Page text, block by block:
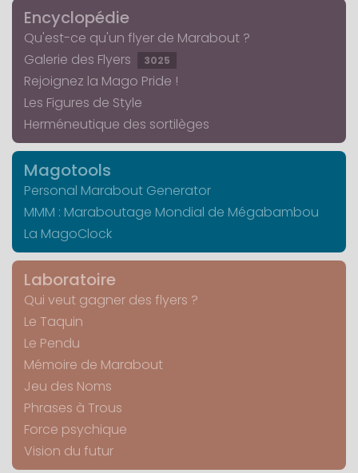
Encyclopédie
Qu'est-ce qu'un flyer de Marabout ?
Galerie des Flyers
3025
Rejoignez la Mago Pride !
Les Figures de Style
Herméneutique des sortilèges
Magotools
Personal Marabout Generator
MMM : Maraboutage Mondial de Mégabambou
La MagoClock
Laboratoire
Qui veut gagner des flyers ?
Le Taquin
Le Pendu
Mémoire de Marabout
Jeu des Noms
Phrases à Trous
Force psychique
Vision du futur